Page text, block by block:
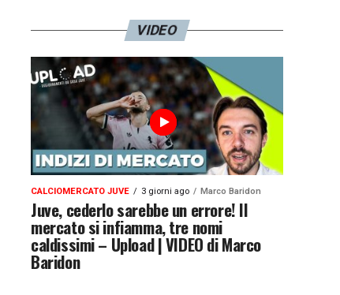
VIDEO
CALCIOMERCATO JUVE 3 giorni ago Marco Baridon
Juve, cederlo sarebbe un errore! Il
mercato si infiamma, tre nomi
caldissimi – Upload | VIDEO di Marco
Baridon